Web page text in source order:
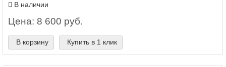
В наличии
Цена: 8 600 руб.
В корзину Купить в 1 клик